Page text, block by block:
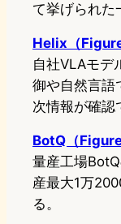
て挙げられた
Helix（Figure
自社VLAモデ
御や自然言語
次情報が確認
BotQ（Figure
量産工場
産最大1万
る。